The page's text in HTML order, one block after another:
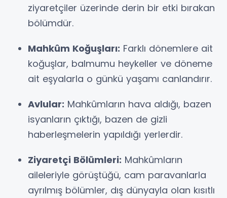
ziyaretçiler üzerinde derin bir etki bırakan
bölümdür.
Mahkûm Koğuşları: Farklı dönemlere ait
koğuşlar, balmumu heykeller ve döneme
ait eşyalarla o günkü yaşamı canlandırır.
Avlular: Mahkûmların hava aldığı, bazen
isyanların çıktığı, bazen de gizli
haberleşmelerin yapıldığı yerlerdir.
Ziyaretçi Bölümleri: Mahkûmların
aileleriyle görüştüğü, cam paravanlarla
ayrılmış bölümler, dış dünyayla olan kısıtlı